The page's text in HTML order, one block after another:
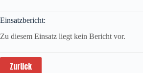
Einsatzbericht:
Zu diesem Einsatz liegt kein Bericht vor.
Zurück